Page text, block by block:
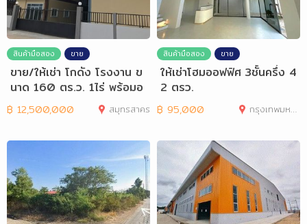
สินค้ามือสอง ขาย
ขาย/ให้เช่า โกดัง โรงงาน ข
นาด 160 ตร.ว. 1ไร่ พร้อมอ
อฟฟิศ
฿ 12,500,000 สมุทรสาคร
สินค้ามือสอง ขาย
ให้เช่าโฮมออฟฟิศ 3ชั้นครึ่ง 4
2 ตรว.
฿ 95,000 กรุงเทพมหานคร